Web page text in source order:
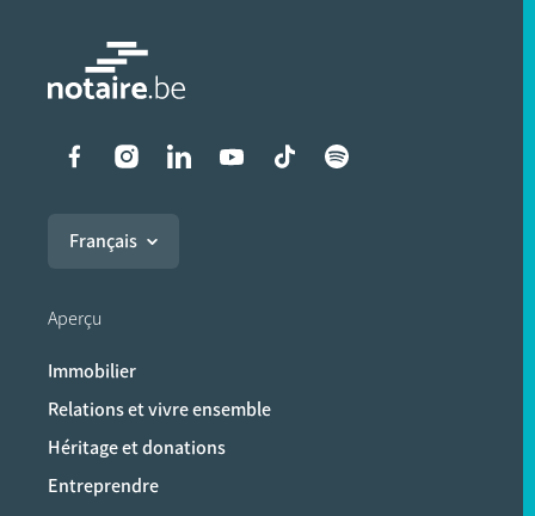
Liens vers les réseaux
Français
Aperçu
Immobilier
Relations et vivre ensemble
Héritage et donations
Entreprendre